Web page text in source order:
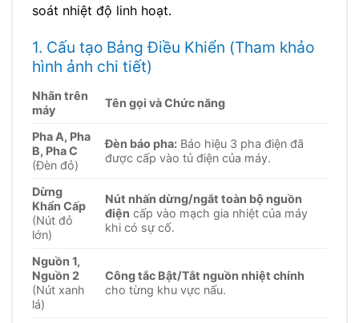
soát nhiệt độ linh hoạt.
1. Cấu tạo Bảng Điều Khiển (Tham khảo
hình ảnh chi tiết)
Nhãn trên
máy
Tên gọi và Chức năng
Pha A, Pha
B, Pha C
(Đèn đỏ)
Đèn báo pha: Báo hiệu 3 pha điện đã
được cấp vào tủ điện của máy.
Dừng
Khẩn Cấp
(Nút đỏ
lớn)
Nút nhấn dừng/ngắt toàn bộ nguồn
điện cấp vào mạch gia nhiệt của máy
khi có sự cố.
Nguồn 1,
Nguồn 2
(Nút xanh
lá)
Công tắc Bật/Tắt nguồn nhiệt chính
cho từng khu vực nấu.